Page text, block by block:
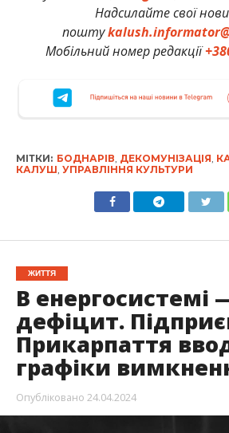
Надсилайте свої
пошту
Мобільний номер редакції
МІТКИ: БОДНАРІВ, ДЕКОМУНІЗАЦІЯ,
КАЛУШ, УПРАВЛІННЯ КУЛЬТУРИ
ЖИТТЯ
В енергосистемі
дефіцит.
Прикарпаття
графіки
Опубліковано 24.04.2024